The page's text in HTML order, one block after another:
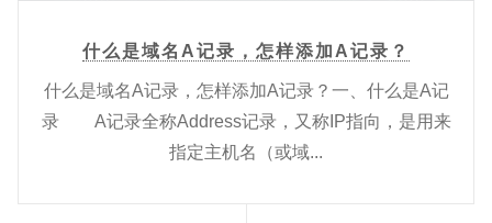
什么是域名A记录，怎样添加A记录？
什么是域名A记录，怎样添加A记录？一、什么是A记
录 A记录全称Address记录，又称IP指向，是用来
指定主机名（或域...